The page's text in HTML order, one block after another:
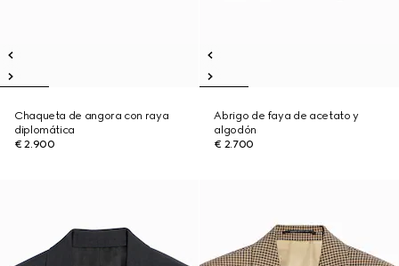
Chaqueta de angora con raya
diplomática
€ 2.900
Abrigo de faya de acetato y
algodón
€ 2.700